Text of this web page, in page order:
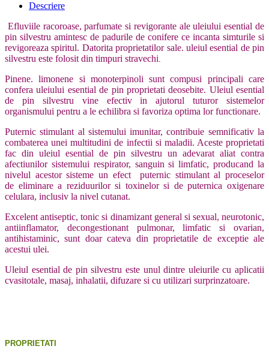
Descriere
Efluviile racoroase, parfumate si revigorante ale uleiului esential de
pin silvestru amintesc de padurile de conifere ce incanta simturile si
revigoreaza spiritul. Datorita proprietatilor sale. uleiul esential de pin
silvestru este folosit din timpuri stravechi.
Pinene. limonene si monoterpinoli sunt compusi principali care
confera uleiului esential de pin proprietati deosebite. Uleiul esential
de pin silvestru vine efectiv in ajutorul tuturor sistemelor
organismului pentru a le echilibra si favoriza optima lor functionare.
Puternic stimulant al sistemului imunitar, contribuie semnificativ la
combaterea unei multitudini de infectii si maladii. Aceste proprietati
fac din uleiul esential de pin silvestru un adevarat aliat contra
afectiunilor sistemului respirator, sanguin si limfatic, producand la
nivelul acestor sisteme un efect puternic stimulant al proceselor
de eliminare a reziduurilor si toxinelor si de puternica oxigenare
celulara, inclusiv la nivel cutanat.
Excelent antiseptic, tonic si dinamizant general si sexual, neurotonic,
antiinflamator, decongestionant pulmonar, limfatic si ovarian,
antihistaminic, sunt doar cateva din proprietatile de exceptie ale
acestui ulei.
Uleiul esential de pin silvestru este unul dintre uleiurile cu aplicatii
cvasitotale, masaj, inhalatii, difuzare si cu utilizari surprinzatoare.
PROPRIETATI